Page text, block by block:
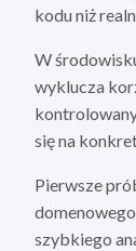
kodu niż
W
wyklucza
się na
Pierwsze
szybkiego